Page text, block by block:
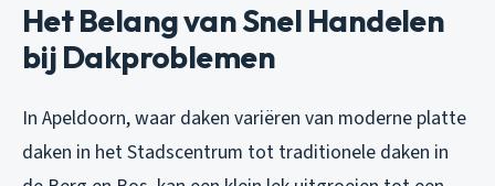
Het Belang van Snel Handelen
bij Dakproblemen
In Apeldoorn, waar daken variëren van moderne platte
daken in het Stadscentrum tot traditionele daken in